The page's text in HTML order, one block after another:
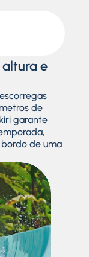
e
de
garante
de uma